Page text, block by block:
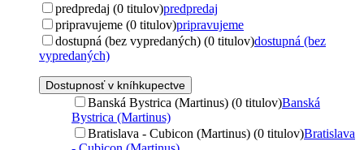
predpredaj (0 titulov)predpredaj
pripravujeme (0 titulov)pripravujeme
dostupná (bez vypredaných) (0 titulov)dostupná (bez
vypredaných)
Dostupnosť v kníhkupectve
Banská Bystrica (Martinus) (0 titulov)Banská
Bystrica (Martinus)
Bratislava - Cubicon (Martinus) (0 titulov)Bratislava